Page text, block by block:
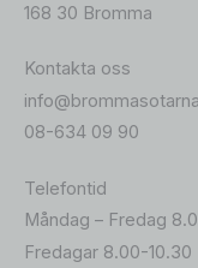
168 30 Bromma
Kontakta oss
08-634 09 90
Telefontid
Måndag – Fredag
Fredagar 8.00-10.30